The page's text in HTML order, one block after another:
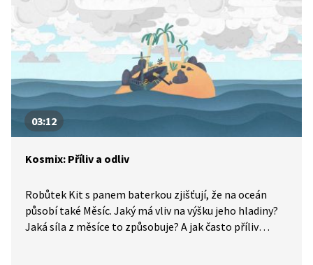
03:12
Kosmix: Příliv a odliv
Robůtek Kit s panem baterkou zjišťují, že na oceán
působí také Měsíc. Jaký má vliv na výšku jeho hladiny?
Jaká síla z měsíce to způsobuje? A jak často příliv